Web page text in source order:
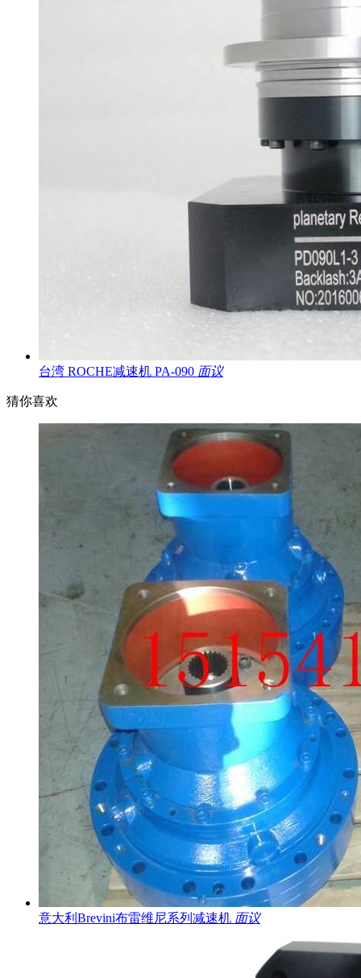
台湾 ROCHE减速机 PA-090 面议
猜你喜欢
意大利Brevini布雷维尼系列减速机 面议